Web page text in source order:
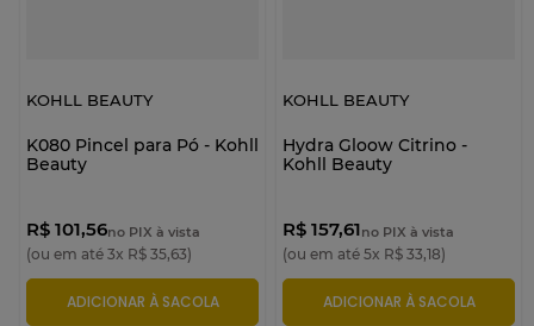
KOHLL BEAUTY
K080 Pincel para Pó - Kohll
Beauty
R$ 101,56no PIX à vista
(ou em até 3x R$ 35,63)
ADICIONAR À SACOLA
KOHLL BEAUTY
Hydra Gloow Citrino -
Kohll Beauty
R$ 157,61no PIX à vista
(ou em até 5x R$ 33,18)
ADICIONAR À SACOLA